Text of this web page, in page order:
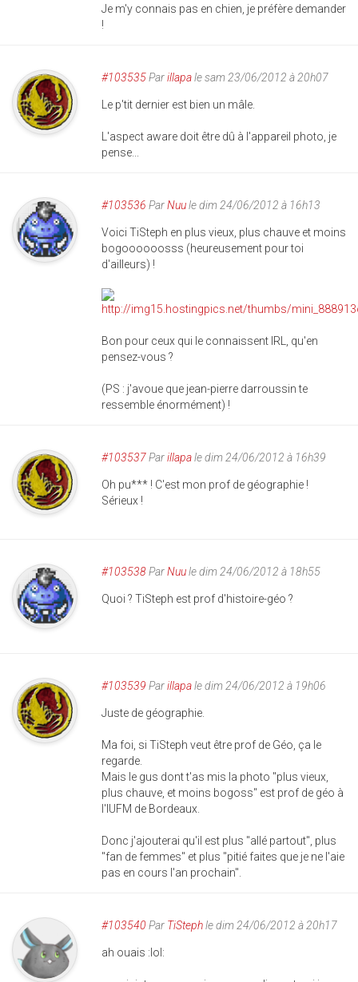
Je m'y connais pas en chien, je préfère demander
!
#103535Parillapale sam 23/06/2012 à 20h07
Le p'tit dernier est bien un mâle.
L'aspect aware doit être dû à l'appareil photo, je
pense...
#103536 ParNuule dim 24/06/2012 à 16h13
Voici TiSteph en plus vieux, plus chauve et moins
bogoooooosss (heureusement pour toi
d'ailleurs) !
Bon pour ceux qui le connaissent IRL, qu'en
pensez-vous ?
(PS : j'avoue que jean-pierre darroussin te
ressemble énormément) !
#103537Parillapale dim 24/06/2012 à 16h39
Oh pu*** ! C'est mon prof de géographie !
Sérieux !
#103538ParNuule dim 24/06/2012 à 18h55
Quoi ? TiSteph est prof d'histoire-géo ?
#103539 Parillapale dim 24/06/2012 à 19h06
Juste de géographie.
Ma foi, si TiSteph veut être prof de Géo, ça le
regarde.
Mais le gus dont t'as mis la photo "plus vieux,
plus chauve, et moins bogoss" est prof de géo à
l'IUFM de Bordeaux.
Donc j'ajouterai qu'il est plus "allé partout", plus
"fan de femmes" et plus "pitié faites que je ne l'aie
pas en cours l'an prochain".
#103540 Par TiStephle dim 24/06/2012 à 20h17
ah ouais :lol: